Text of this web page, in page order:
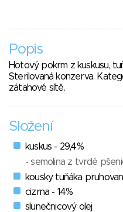
Popis
Hotový pokrm z kuskusu,
Sterilovaná konzerva.
zátahové sítě.
Složení
kuskus - 29,4%
- semolina z tvrdé
kousky tuňáka
cizrna - 14%
slunečnicový olej